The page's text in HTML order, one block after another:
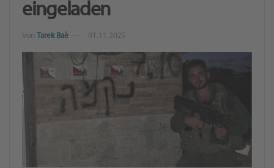
eingeladen
Von Tarek Baé 01.11.2025